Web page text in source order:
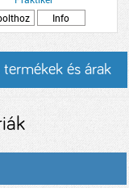
Info
és árak